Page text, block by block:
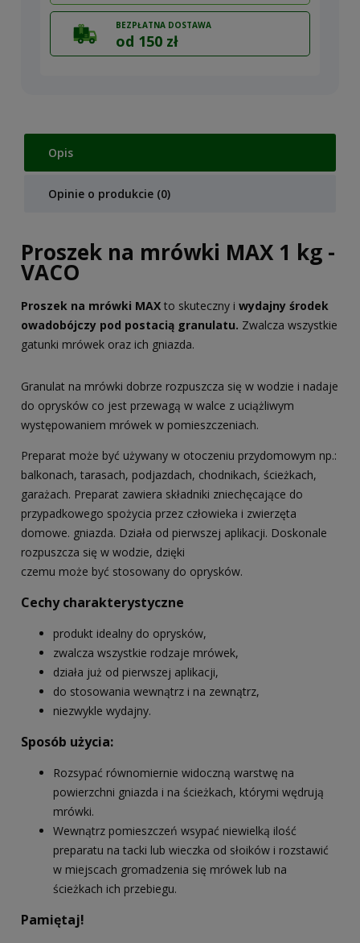
BEZPŁATNA DOSTAWA
od 150 zł
Opis
Opinie o produkcie (0)
Proszek na mrówki MAX 1 kg -
VACO
Proszek na mrówki MAX to skuteczny i wydajny środek
owadobójczy pod postacią granulatu. Zwalcza wszystkie
gatunki mrówek oraz ich gniazda.
Granulat na mrówki dobrze rozpuszcza się w wodzie i nadaje
do oprysków co jest przewagą w walce z uciążliwym
występowaniem mrówek w pomieszczeniach.
Preparat może być używany w otoczeniu przydomowym np.:
balkonach, tarasach, podjazdach, chodnikach, ścieżkach,
garażach. Preparat zawiera składniki zniechęcające do
przypadkowego spożycia przez człowieka i zwierzęta
domowe. gniazda. Działa od pierwszej aplikacji. Doskonale
rozpuszcza się w wodzie, dzięki
czemu może być stosowany do oprysków.
Cechy charakterystyczne
produkt idealny do oprysków,
zwalcza wszystkie rodzaje mrówek,
działa już od pierwszej aplikacji,
do stosowania wewnątrz i na zewnątrz,
niezwykle wydajny.
Sposób użycia:
Rozsypać równomiernie widoczną warstwę na
powierzchni gniazda i na ścieżkach, którymi wędrują
mrówki.
Wewnątrz pomieszczeń wsypać niewielką ilość
preparatu na tacki lub wieczka od słoików i rozstawić
w miejscach gromadzenia się mrówek lub na
ścieżkach ich przebiegu.
Pamiętaj!